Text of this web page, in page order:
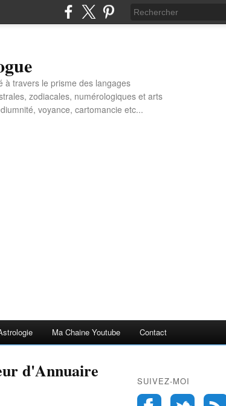
à travers le prisme des langages
zodiacales, numérologiques et arts
voyance, cartomancie etc...
Ma Chaine Youtube Contact
d'Annuaire SUIVEZ-MOI